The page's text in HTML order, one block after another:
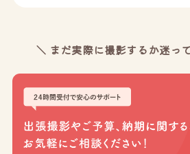
＼ まだ実際に撮影するか迷っ